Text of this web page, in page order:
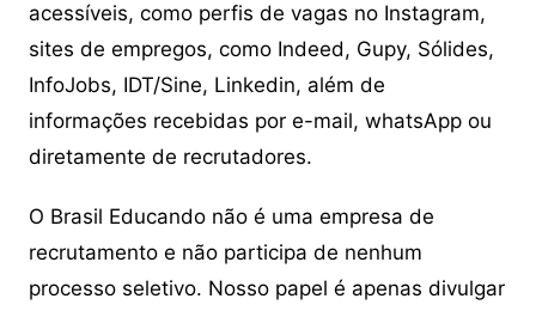
acessíveis, como perfis de vagas no Instagram,
sites de empregos, como Indeed, Gupy, Sólides,
InfoJobs, IDT/Sine, Linkedin, além de
informações recebidas por e-mail, whatsApp ou
diretamente de recrutadores.
O Brasil Educando não é uma empresa de
recrutamento e não participa de nenhum
processo seletivo. Nosso papel é apenas divulgar